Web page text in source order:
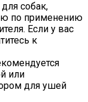
собак,
по применению
Если у вас
к
или
для ушей